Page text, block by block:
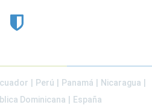
Perú Panamá Nicaragua
Dominicana España